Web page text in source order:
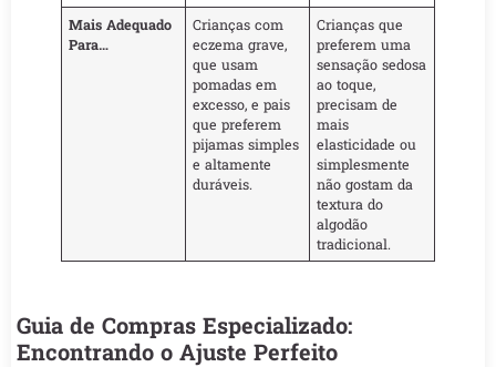
Mais Adequado
Para…
Crianças com
eczema grave,
que usam
pomadas em
excesso, e pais
que preferem
pijamas simples
e altamente
duráveis.
Crianças que
preferem uma
sensação sedosa
ao toque,
precisam de
mais
elasticidade ou
simplesmente
não gostam da
textura do
algodão
tradicional.
Guia de Compras Especializado:
Encontrando o Ajuste Perfeito